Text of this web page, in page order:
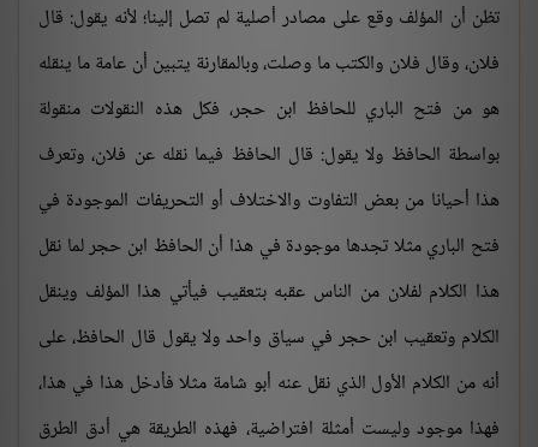
تظن أن المؤلف وقع على مصادر أصلية لم تصل إلينا؛ لأنه يقول: قال
فلان، وقال فلان والكتب ما وصلت، وبالمقارنة يتبين أن عامة ما ينقله
هو من فتح الباري للحافظ ابن حجر، فكل هذه النقولات منقولة
بواسطة الحافظ ولا يقول: قال الحافظ فيما نقله عن فلان، وتعرف
هذا أحيانا من بعض التفاوت والاختلاف أو التحريفات الموجودة في
فتح الباري مثلا تجدها موجودة في هذا أن الحافظ ابن حجر لما نقل
هذا الكلام لفلان من الناس عقبه بتعقيب فيأتي هذا المؤلف وينقل
الكلام وتعقيب ابن حجر في سياق واحد ولا يقول قال الحافظ، على
أنه من الكلام الأول الذي نقل عنه أبو شامة مثلا فأدخل هذا في هذا،
فهذا موجود وليست أمثلة افتراضية، فهذه الطريقة هي أدق الطرق